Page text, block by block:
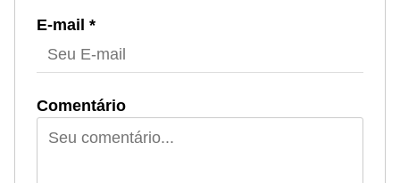
E-mail *
Comentário